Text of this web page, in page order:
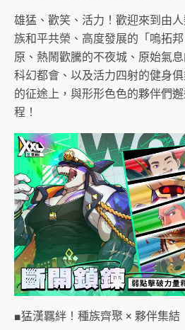
雄猛、歡笑、活力！歡迎來到由
族和平共榮、高度發展的「嗚拓
原、熱鬧歡騰的不夜城、原始氣
科幻都會、以及活力四射的健身
的征途上，與形形色色的夥伴們
程！
■猛漢羈絆！種族齊聚 × 夥伴集結